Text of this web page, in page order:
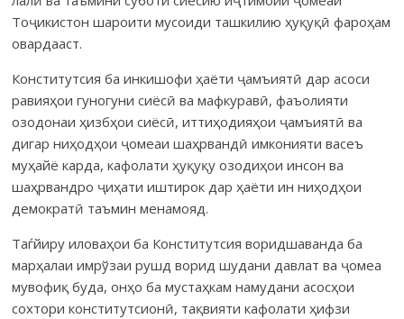
Тоҷикистон шароити мусоиди ташкилию ҳуқуқӣ фароҳам
овардааст.
Конститутсия ба инкишофи ҳаёти ҷамъиятӣ дар асоси
равияҳои гу­ногуни сиёсӣ ва мафкуравӣ, фаъо­лияти
озодонаи ҳизбҳои сиёсӣ, итти­ҳо­дияҳои ҷамъиятӣ ва
дигар ниҳодҳои ҷомеаи шаҳр­вандӣ имконияти васеъ
муҳайё карда, кафолати ҳуқуқу озодиҳои инсон ва
шаҳрвандро ҷиҳати иштирок дар ҳаёти ин ниҳодҳои
демократӣ таъмин менамояд.
Таѓйиру иловаҳои ба Конститутсия воридшаванда ба
мар­ҳа­лаи имрўзаи руш­д ворид шу­дани давлат ва ҷомеа
мувофиқ буда, онҳо ба мус­таҳ­­кам намудани асо­с­ҳои
сохтори конститутсионӣ, тақвияти кафо­лати ҳифзи